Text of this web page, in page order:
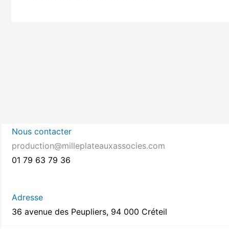
Nous contacter
production@milleplateauxassocies.com
01 79 63 79 36
Adresse
36 avenue des Peupliers, 94 000 Créteil